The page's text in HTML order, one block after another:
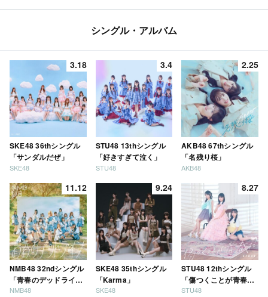
シングル・アルバム
3.18
SKE48 36thシングル
「サンダルだぜ」
SKE48
3.4
STU48 13thシングル
「好きすぎて泣く」
STU48
2.25
AKB48 67thシングル
「名残り桜」
AKB48
11.12
NMB48 32ndシングル
「青春のデッドライ
ン」
NMB48
9.24
SKE48 35thシングル
「Karma」
SKE48
8.27
STU48 12thシングル
「傷つくことが青春
だ」
STU48